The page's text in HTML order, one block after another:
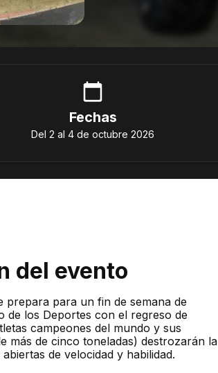
Fechas
Del 2 al 4 de octubre 2026
del evento
prepara para un fin de semana de
de los Deportes con el regreso de
campeones del mundo y sus
más de cinco toneladas) destrozarán la
de velocidad y habilidad.